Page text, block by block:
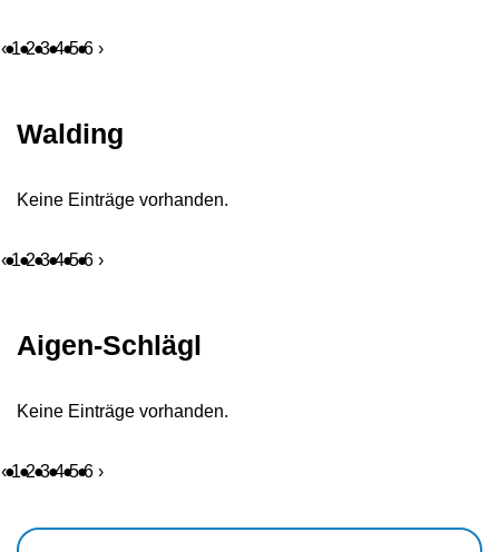
‹ 1 2 3 4 5 6 ›
Walding
Keine Einträge vorhanden.
‹ 1 2 3 4 5 6 ›
Aigen-Schlägl
Keine Einträge vorhanden.
‹ 1 2 3 4 5 6 ›